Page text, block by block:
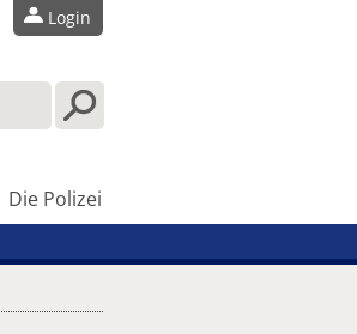
Login
Die Polizei